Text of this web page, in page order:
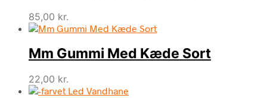
85,00 kr.
Mm Gummi Med Kæde Sort
22,00 kr.